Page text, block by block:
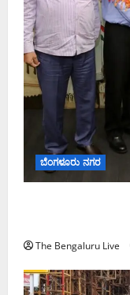
ಬೆಂಗಳೂರು ನಗರ
The Bengaluru Live